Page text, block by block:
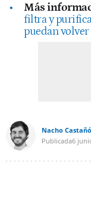
Más
filtra y purifica
puedan volver
Nacho
Publicada6